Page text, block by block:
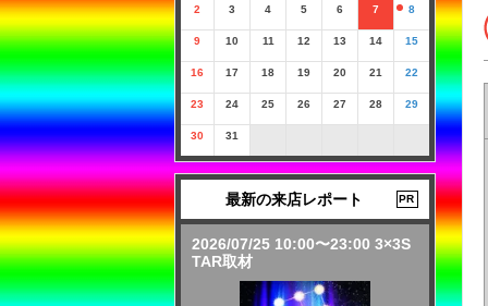
2 3 4 5 6 7 8
9 10 11 12 13 14 15
16 17 18 19 20 21 22
23 24 25 26 27 28 29
30 31
最新の来店レポート PR
2026/07/25 10:00〜23:00 3×3S
TAR取材